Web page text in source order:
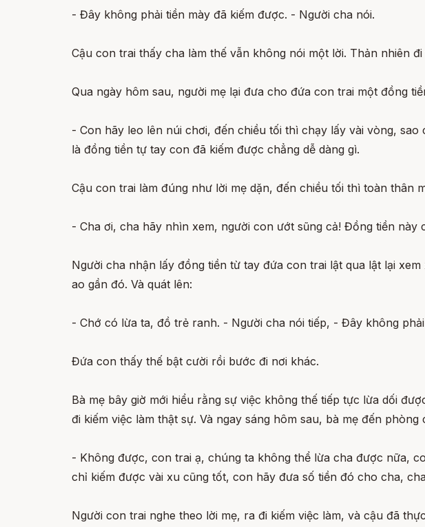
- Đây không phải tiền mày đã kiếm được. - Người cha nói.
Cậu con trai thấy cha làm thế vẫn không nói một lời. Thản nhiên
Qua ngày hôm sau, người mẹ lại đưa cho đứa con trai một đồng
- Con hãy leo lên núi chơi, đến chiều tối thì chạy lấy vài vòng,
là đồng tiền tự tay con đã kiếm được chẳng dễ dàng gì.
Cậu con trai làm đúng như lời mẹ dặn, đến chiều tối thì toàn thân
- Cha ơi, cha hãy nhìn xem, người con ướt sũng cả! Đồng tiền này
Người cha nhận lấy đồng tiền từ tay đứa con trai lật qua lật lại
ao gần đó. Và quát lên:
- Chớ có lừa ta, đồ trẻ ranh. - Người cha nói tiếp, - Đây không
Đứa con thấy thế bật cười rồi bước đi nơi khác.
Bà mẹ bây giờ mới hiểu rằng sự việc không thế tiếp tực lừa dối
đi kiếm việc làm thật sự. Và ngay sáng hôm sau, bà mẹ đến phòng
- Không được, con trai ạ, chúng ta không thể lừa cha được nữa,
chỉ kiếm được vài xu cũng tốt, con hãy đưa số tiền đó cho cha,
Người con trai nghe theo lời mẹ, ra đi kiếm việc làm, và cậu đã